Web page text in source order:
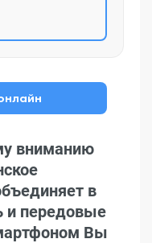
вниманию
в
и передовые
Вы